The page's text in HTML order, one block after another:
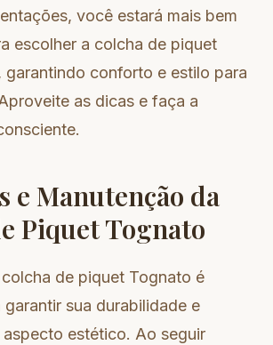
você estará mais bem
escolher a colcha de piquet
garantindo conforto e estilo para
as dicas e faça a
e Manutenção da
Piquet Tognato
de piquet Tognato é
garantir sua durabilidade e
aspecto estético. Ao seguir